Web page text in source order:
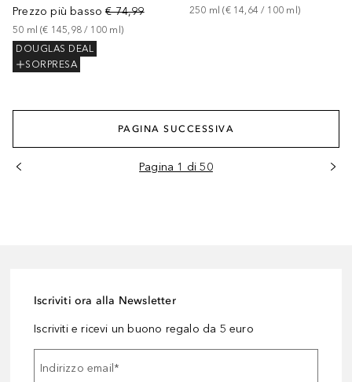
Prezzo più basso € 74,99
50 ml (€ 145,98 / 100 ml )
DOUGLAS DEAL
SORPRESA
250 ml (€ 14,64 / 100 ml )
PAGINA SUCCESSIVA
Pagina 1 di 50
Iscriviti ora alla Newsletter
Iscriviti e ricevi un buono regalo da 5 euro
Indirizzo email *